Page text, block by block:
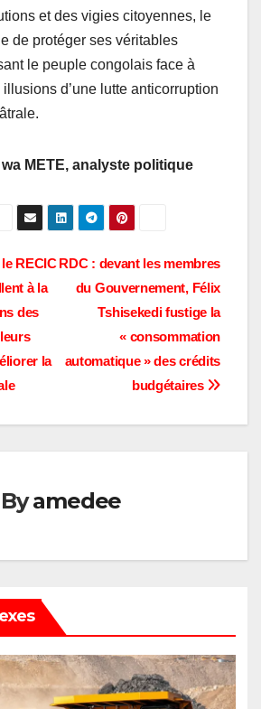
et des vigies citoyennes, le
de protéger ses véritables
le peuple congolais face à
illusions d’une lutte anticorruption
METE, analyste politique
RDC : devant les membres
du Gouvernement, Félix
Tshisekedi fustige la
« consommation
automatique » des crédits
budgétaires
le RECIC
à la
des
la
Byamedee